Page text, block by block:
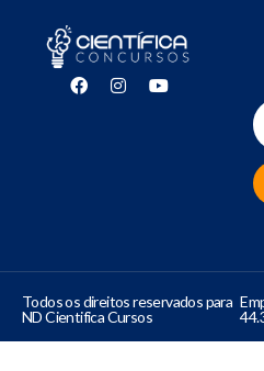
Todos os direitos reservados para
ND Cientifica Cursos